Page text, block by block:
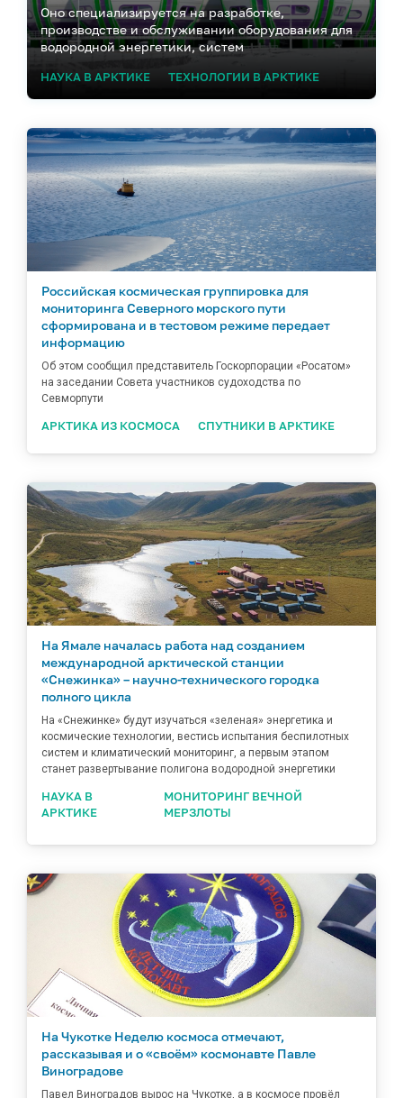
Оно специализируется на разработке,
производстве и обслуживании оборудования для
водородной энергетики, систем
жизнеобеспечения и газового контроля
НАУКА В АРКТИКЕ ТЕХНОЛОГИИ В АРКТИКЕ
Российская космическая группировка для
мониторинга Северного морского пути
сформирована и в тестовом режиме передает
информацию
Об этом сообщил представитель Госкорпорации «Росатом»
на заседании Совета участников судоходства по
Севморпути
АРКТИКА ИЗ КОСМОСА СПУТНИКИ В АРКТИКЕ
На Ямале началась работа над созданием
международной арктической станции
«Снежинка» – научно-технического городка
полного цикла
На «Снежинке» будут изучаться «зеленая» энергетика и
космические технологии, вестись испытания беспилотных
систем и климатический мониторинг, а первым этапом
станет развертывание полигона водородной энергетики
НАУКА В
АРКТИКЕ
МОНИТОРИНГ ВЕЧНОЙ
МЕРЗЛОТЫ
На Чукотке Неделю космоса отмечают,
рассказывая и о «своём» космонавте Павле
Виноградове
Павел Виноградов вырос на Чукотке, а в космосе провёл